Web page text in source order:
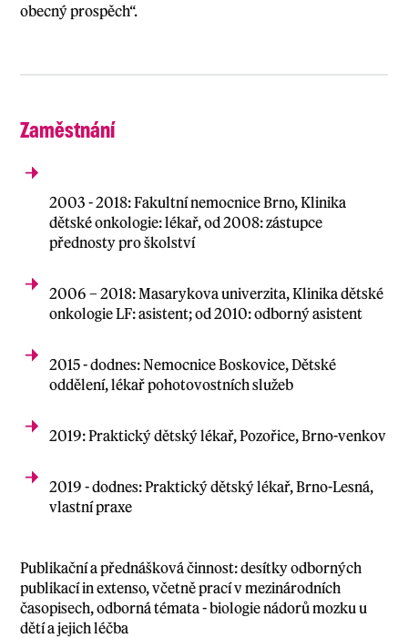
obecný prospěch“.
Zaměstnání
2003 - 2018: Fakultní nemocnice Brno, Klinika
dětské onkologie: lékař, od 2008: zástupce
přednosty pro školství
2006 – 2018: Masarykova univerzita, Klinika dětské
onkologie LF: asistent; od 2010: odborný asistent
2015 - dodnes: Nemocnice Boskovice, Dětské
oddělení, lékař pohotovostních služeb
2019: Praktický dětský lékař, Pozořice, Brno-venkov
2019 - dodnes: Praktický dětský lékař, Brno-Lesná,
vlastní praxe
Publikační a přednášková činnost: desítky odborných
publikací in extenso, včetně prací v mezinárodních
časopisech, odborná témata - biologie nádorů mozku u
dětí a jejich léčba